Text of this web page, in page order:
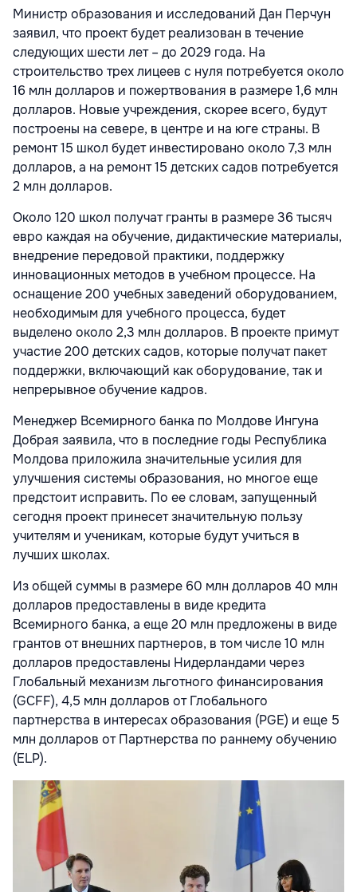
Министр образования и исследований Дан Перчун
заявил, что проект будет реализован в течение
следующих шести лет – до 2029 года. На
строительство трех лицеев с нуля потребуется около
16 млн долларов и пожертвования в размере 1,6 млн
долларов. Новые учреждения, скорее всего, будут
построены на севере, в центре и на юге страны. В
ремонт 15 школ будет инвестировано около 7,3 млн
долларов, а на ремонт 15 детских садов потребуется
2 млн долларов.
Около 120 школ получат гранты в размере 36 тысяч
евро каждая на обучение, дидактические материалы,
внедрение передовой практики, поддержку
инновационных методов в учебном процессе. На
оснащение 200 учебных заведений оборудованием,
необходимым для учебного процесса, будет
выделено около 2,3 млн долларов. В проекте примут
участие 200 детских садов, которые получат пакет
поддержки, включающий как оборудование, так и
непрерывное обучение кадров.
Менеджер Всемирного банка по Молдове Ингуна
Добрая заявила, что в последние годы Республика
Молдова приложила значительные усилия для
улучшения системы образования, но многое еще
предстоит исправить. По ее словам, запущенный
сегодня проект принесет значительную пользу
учителям и ученикам, которые будут учиться в
лучших школах.
Из общей суммы в размере 60 млн долларов 40 млн
долларов предоставлены в виде кредита
Всемирного банка, а еще 20 млн предложены в виде
грантов от внешних партнеров, в том числе 10 млн
долларов предоставлены Нидерландами через
Глобальный механизм льготного финансирования
(GCFF), 4,5 млн долларов от Глобального
партнерства в интересах образования (PGE) и еще 5
млн долларов от Партнерства по раннему обучению
(ELP).